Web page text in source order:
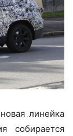
линейка
собирается